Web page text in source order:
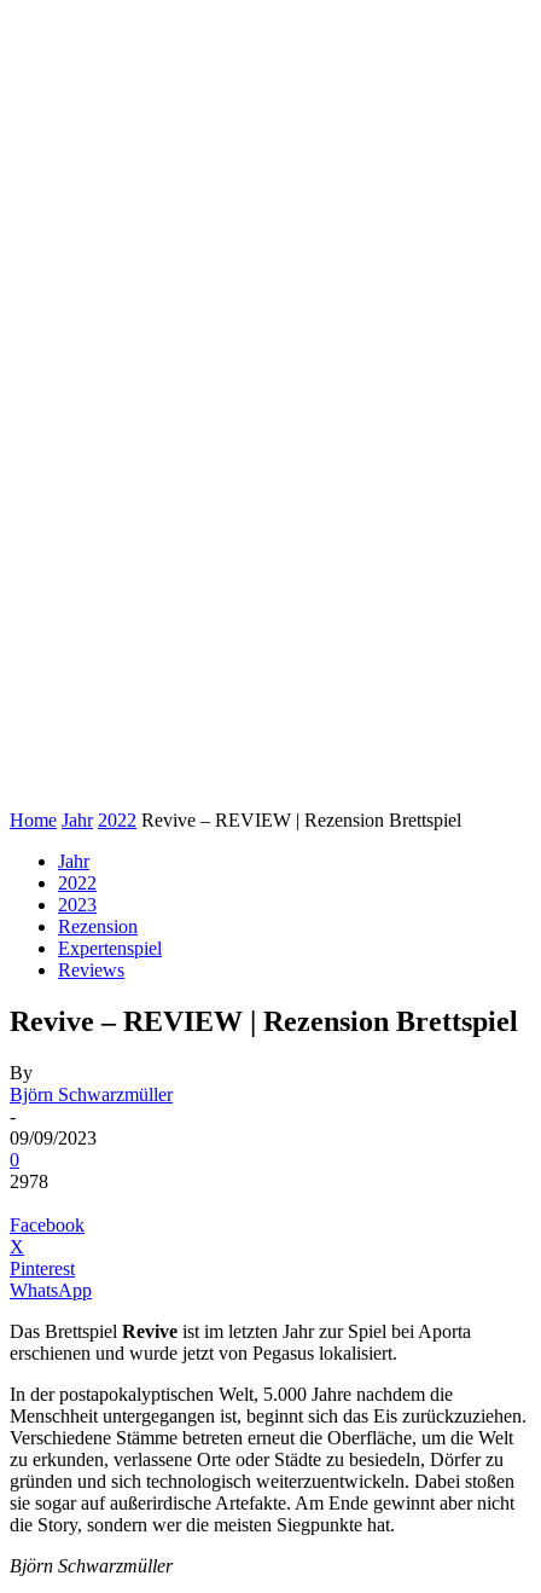
Home Jahr 2022 Revive – REVIEW | Rezension Brettspiel
Jahr
2022
2023
Rezension
Expertenspiel
Reviews
Revive – REVIEW | Rezension Brettspiel
By
Björn Schwarzmüller
-
09/09/2023
0
2978
Facebook
X
Pinterest
WhatsApp
Das Brettspiel Revive ist im letzten Jahr zur Spiel bei Aporta
erschienen und wurde jetzt von Pegasus lokalisiert.
In der postapokalyptischen Welt, 5.000 Jahre nachdem die
Menschheit untergegangen ist, beginnt sich das Eis zurückzuziehen.
Verschiedene Stämme betreten erneut die Oberfläche, um die Welt
zu erkunden, verlassene Orte oder Städte zu besiedeln, Dörfer zu
gründen und sich technologisch weiterzuentwickeln. Dabei stoßen
sie sogar auf außerirdische Artefakte. Am Ende gewinnt aber nicht
die Story, sondern wer die meisten Siegpunkte hat.
Björn Schwarzmüller